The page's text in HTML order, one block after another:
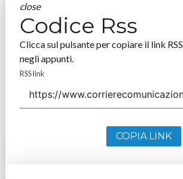
close
Codice Rss
Clicca sul pulsante per copiare il link RSS
negli appunti.
RSS link
COPIA LINK